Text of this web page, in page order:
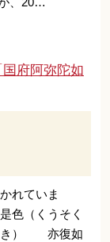
国府阿弥陀如
れていま
色（くうそく
き） 亦復如